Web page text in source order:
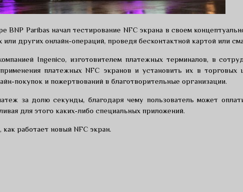
BNP Paribas начал тестирование NFC экрана в своем
других онлайн-операций, проведя бесконтактной картой или
Ingenico, изготовителем платежных терминалов, в
платежных NFC экранов и установить их в
покупок и пожертвований в благотворительные организации.
за долю секунды, благодаря чему пользователь может
для этого каких-либо специальных приложений.
работает новый NFC экран.